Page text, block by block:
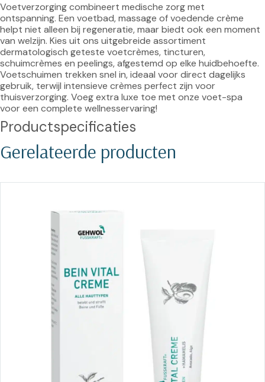
Voetverzorging combineert medische zorg met
ontspanning. Een voetbad, massage of voedende crème
helpt niet alleen bij regeneratie, maar biedt ook een moment
van welzijn. Kies uit ons uitgebreide assortiment
dermatologisch geteste voetcrèmes, tincturen,
schuimcrèmes en peelings, afgestemd op elke huidbehoefte.
Voetschuimen trekken snel in, ideaal voor direct dagelijks
gebruik, terwijl intensieve crèmes perfect zijn voor
thuisverzorging. Voeg extra luxe toe met onze voet-spa
voor een complete wellnesservaring!
Productspecificaties
Gerelateerde producten